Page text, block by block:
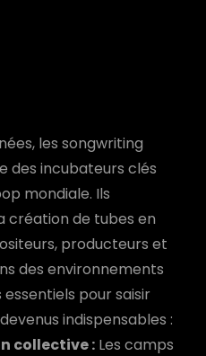
les songwriting
des incubateurs clés
mondiale. Ils
création de tubes en
producteurs et
des environnements
pour saisir
indispensables :
collective : Les camps